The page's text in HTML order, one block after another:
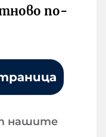
по-
нашите